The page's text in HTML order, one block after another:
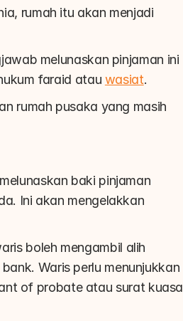
rumah itu akan menjadi
melunaskan pinjaman ini
faraid atau wasiat.
rumah pusaka yang masih
baki pinjaman
Ini akan mengelakkan
boleh mengambil alih
Waris perlu menunjukkan
of probate atau surat kuasa